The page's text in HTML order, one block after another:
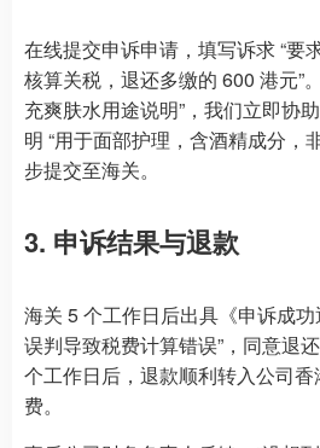
在线提交申诉申请，填写诉求 “要
核算关税，退还多缴的 600 港元”
充爽肤水用途说明”，我们立即协
明 “用于面部护理，含酒精成分，
步提交至海关。
3. 申诉结果与退款
海关 5 个工作日后出具《申诉成
误判导致税费计算错误”，同意退
个工作日后，退款顺利转入公司
费。